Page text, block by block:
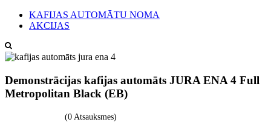
KAFIJAS AUTOMĀTU NOMA
AKCIJAS
Demonstrācijas kafijas automāts JURA ENA 4 Full
Metropolitan Black (EB)
(0 Atsauksmes)